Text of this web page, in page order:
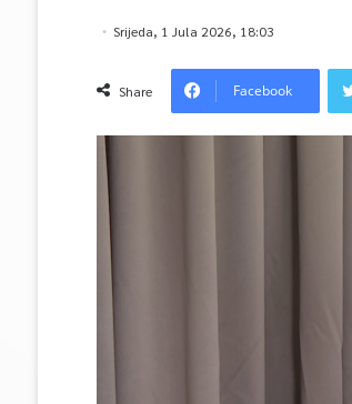
Srijeda, 1 Jula 2026, 18:03
Share Facebook